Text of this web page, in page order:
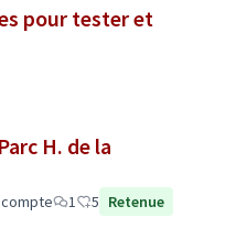
pour tester et
H. de la
1 5 Retenue